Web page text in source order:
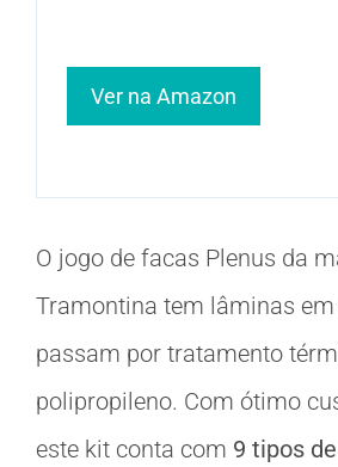
Ver na Amazon
O jogo de facas Plenus da
Tramontina tem lâminas
passam por tratamento
polipropileno. Com ótimo
este kit conta com 9 tipos